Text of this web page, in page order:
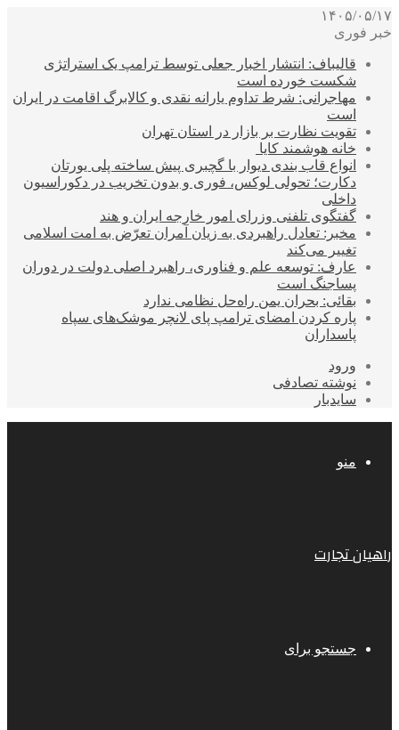
۱۴۰۵/۰۵/۱۷
خبر فوری
قالیباف: انتشار اخبار جعلی توسط ترامپ یک استراتژی
شکست خورده است
مهاجرانی: شرط تداوم یارانه نقدی و کالابرگ اقامت در ایران
است
تقویت نظارت بر بازار در استان تهران
خانه هوشمند کایا
انواع قاب بندی دیوار با گچبری پیش ساخته پلی یورتان
دکارت؛ تحولی لوکس، فوری و بدون تخریب در دکوراسیون
داخلی
گفتگوی تلفنی وزرای امور خارجه ایران و هند
مخبر: تعادل راهبردی به زیان آمران تعرّض به امت اسلامی
تغییر می‌کند
عارف: توسعه علم و فناوری، راهبرد اصلی دولت در دوران
پساجنگ است
بقائی: بحران یمن راه‌حل نظامی ندارد
پاره کردن امضای ترامپ پای لانچر موشک‌های سپاه
پاسداران
ورود
نوشته تصادفی
سایدبار
منو
راهیان تجارت
جستجو برای